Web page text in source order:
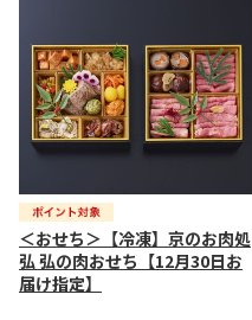
＜おせち＞【冷凍】京のお肉処
弘 弘の肉おせち【12月30日お
届け指定】